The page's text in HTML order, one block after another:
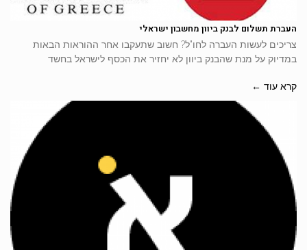
העברת תשלום לבנק ביוון מחשבון ישראלי
צריכים לעשות העברה לחו"ל? חשוב שתעקבו אחר ההוראות הבאות
במדיוק על מנת שהבנק ביוון לא יחזיר את הכסף לישראל בחשד
קרא עוד ←